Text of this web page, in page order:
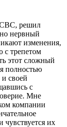
решил
нервный
изменения,
с трепетом
этот сложный
полностью
и своей
с
Мне
компании
их